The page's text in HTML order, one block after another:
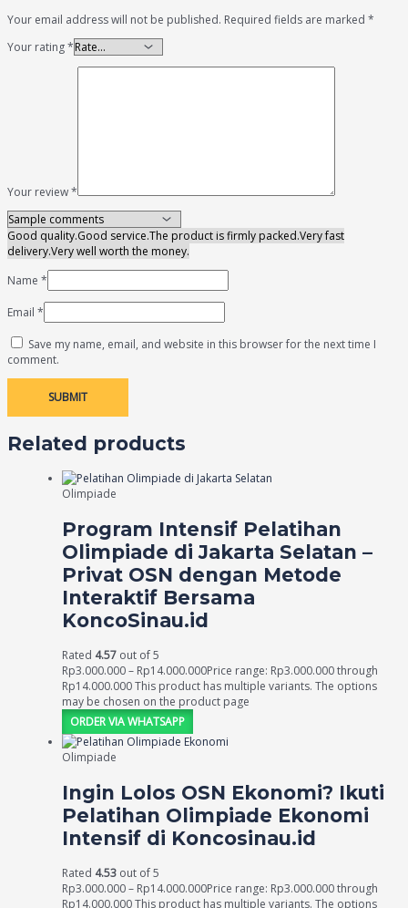
Your email address will not be published. Required fields are marked *
Your rating*
Your review*
Good quality.Good service.The product is firmly packed.Very fast
delivery.Very well worth the money.
Name *
Email *
Save my name, email, and website in this browser for the next time I
comment.
Related products
Olimpiade
Program Intensif Pelatihan
Olimpiade di Jakarta Selatan –
Privat OSN dengan Metode
Interaktif Bersama
KoncoSinau.id
Rated 4.57 out of 5
Rp3.000.000– Rp14.000.000Price range: Rp3.000.000 through
Rp14.000.000This product has multiple variants. The options
may be chosen on the product page
ORDER VIA WHATSAPP
Olimpiade
Ingin Lolos OSN Ekonomi? Ikuti
Pelatihan Olimpiade Ekonomi
Intensif di Koncosinau.id
Rated 4.53 out of 5
Rp3.000.000– Rp14.000.000Price range: Rp3.000.000 through
Rp14.000.000This product has multiple variants. The options